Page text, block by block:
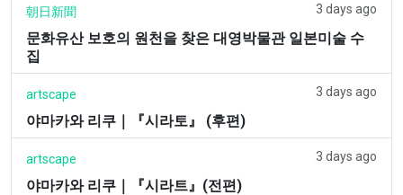
朝日新聞 3 days ago
문화유산 보호의 원천을 찾은 대영박물관 일본미술 수
집
artscape 3 days ago
야마카와 리쿠｜『시라토』 (후편)
artscape 3 days ago
야마카와 리쿠｜『시라트』(전편)